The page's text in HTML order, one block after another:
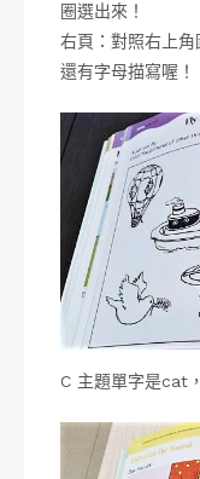
圈選出來！
右頁：對照右上
還有字母描寫喔！
C 主題單字是cat